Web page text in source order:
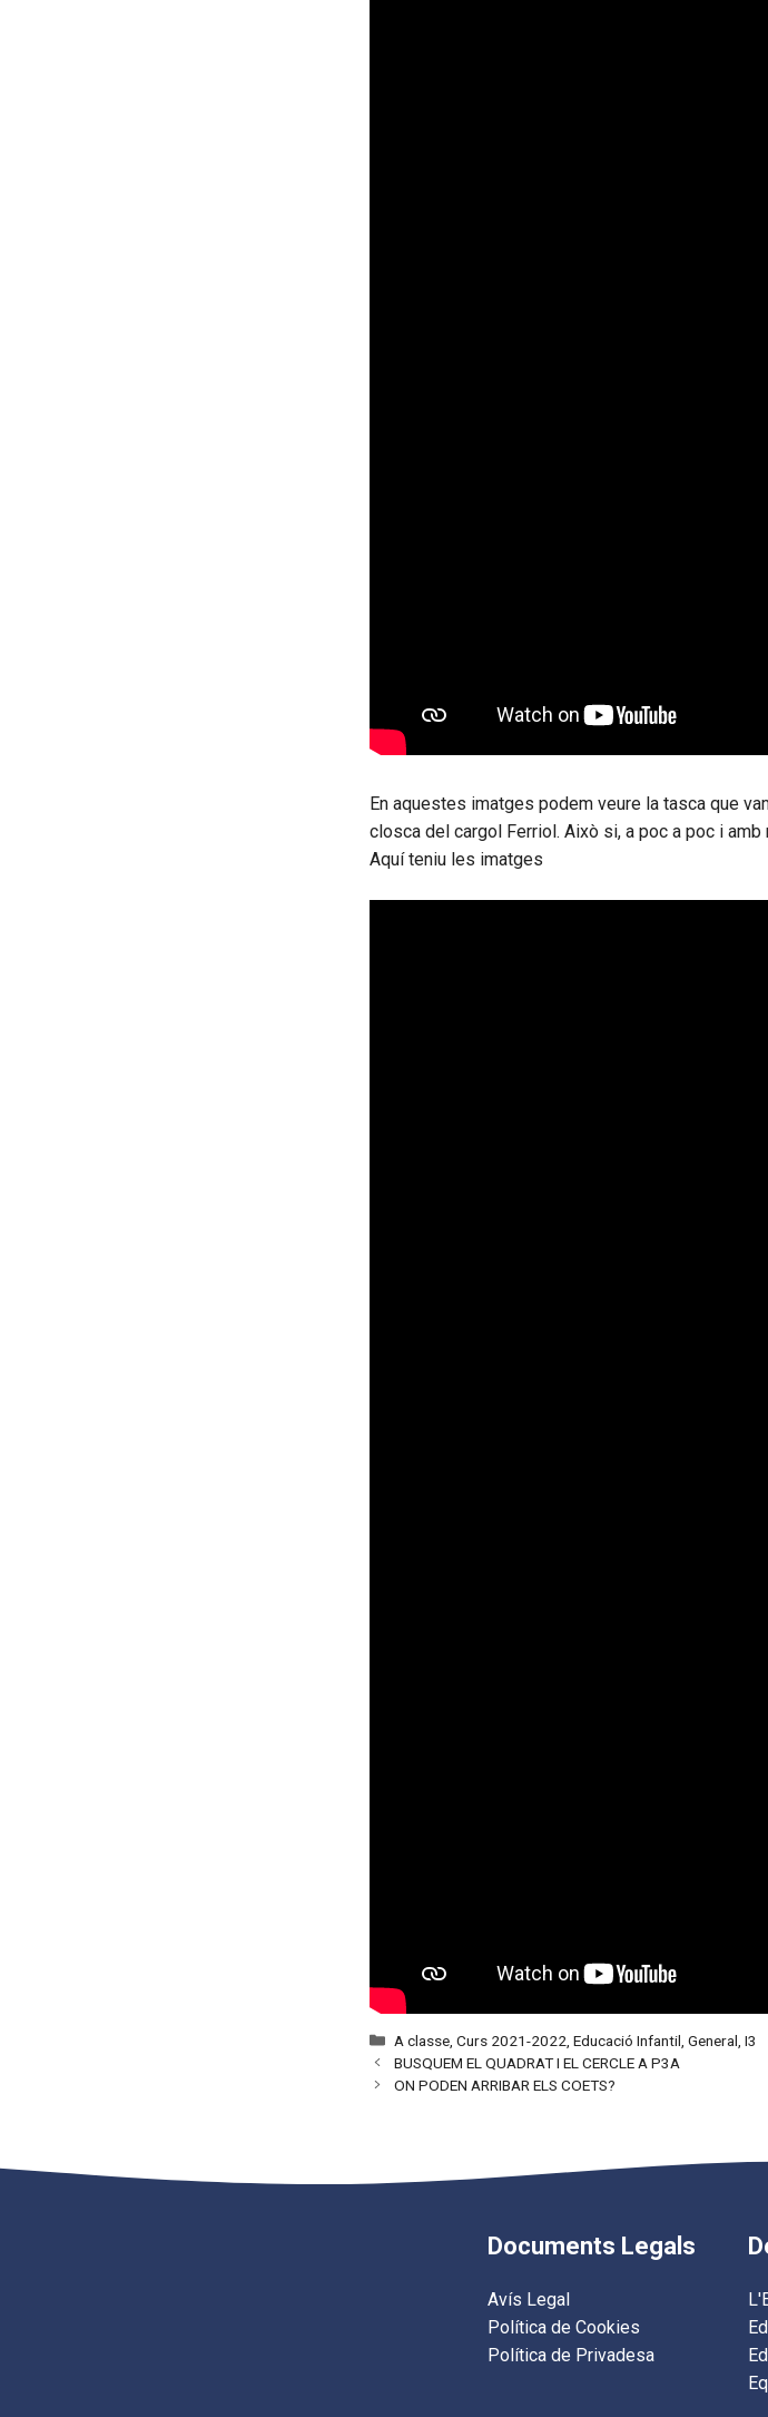
En aquestes imatges podem veure la tasca que
closca del cargol Ferriol. Això si, a poc a poc i
Aquí teniu les imatges
Categories
A classe, Curs 2021-2022 Educació Infantil General I3
BUSQUEM EL QUADRAT I EL CERCLE A P3A
ON PODEN ARRIBAR ELS COETS?
Documents Legals
Avís Legal
Política de Cookies
Política de Privadesa